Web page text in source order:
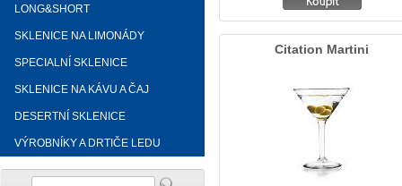
LONG&SHORT
SKLENICE NA LIMONÁDY
SPECIALNÍ SKLENICE
SKLENICE NA KÁVU A ČAJ
DESERTNÍ SKLENICE
VÝROBNÍKY A DRTIČE LEDU
Citation Martini